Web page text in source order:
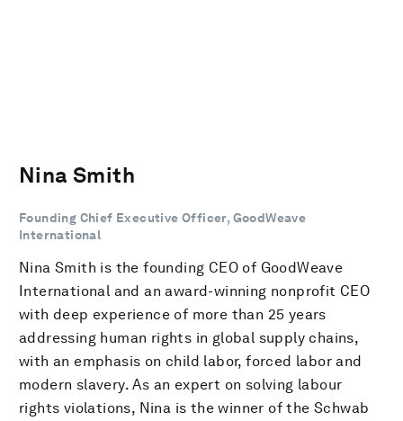
Nina Smith
Founding Chief Executive Officer, GoodWeave
International
Nina Smith is the founding CEO of GoodWeave
International and an award-winning nonprofit CEO
with deep experience of more than 25 years
addressing human rights in global supply chains,
with an emphasis on child labor, forced labor and
modern slavery. As an expert on solving labour
rights violations, Nina is the winner of the Schwab